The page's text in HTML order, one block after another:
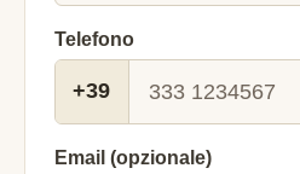
Telefono
+39
Email (opzionale)